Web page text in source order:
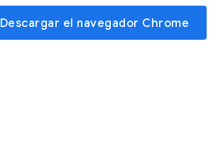
Descargar el navegador Chrome